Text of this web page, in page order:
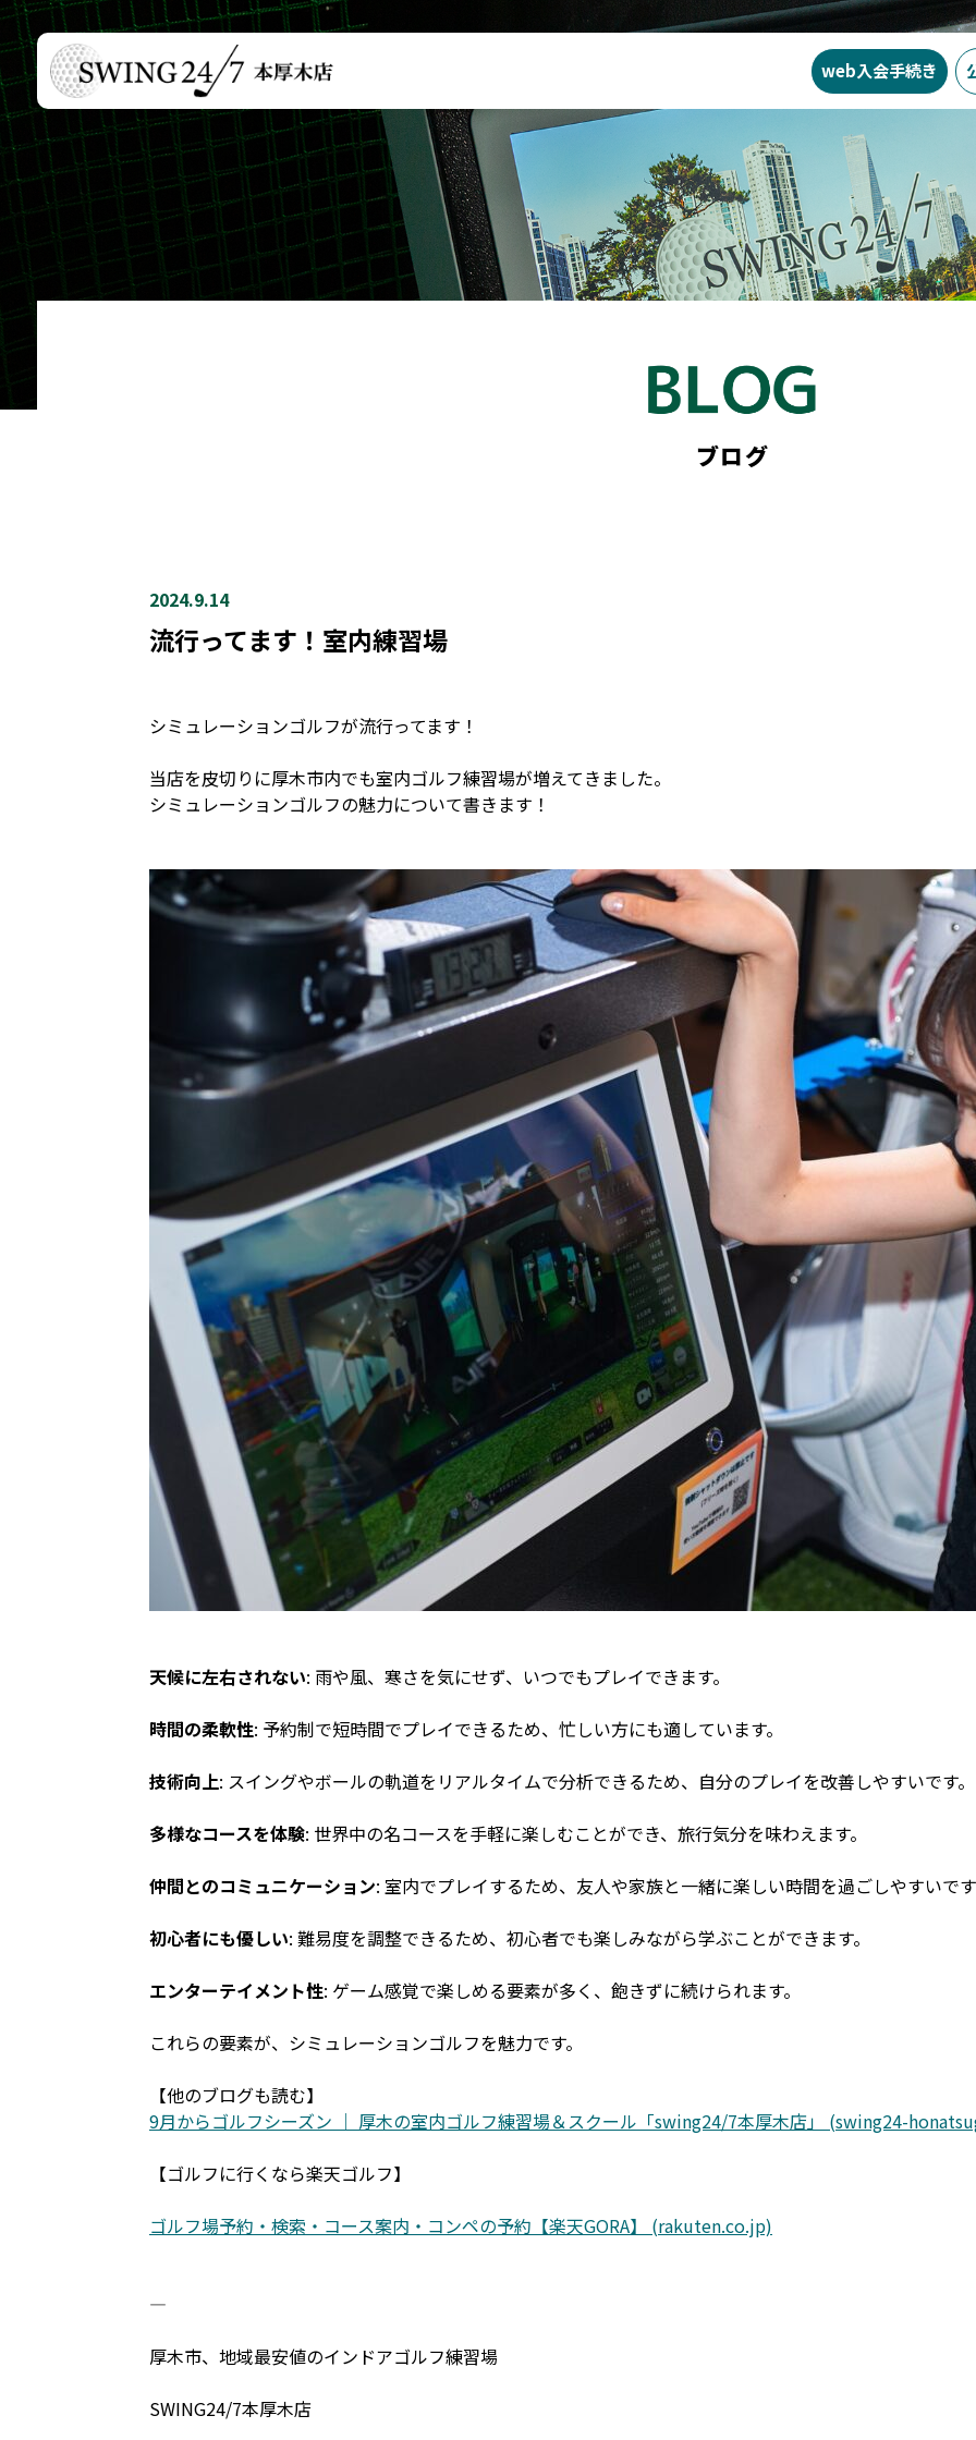
SWING24/7の特徴 料金 入会
web入会手続き
ブログ
2024.9.14
流行ってます！室内練習場
シミュレーションゴルフが流行ってます！
当店を皮切りに厚木市内でも室内ゴルフ練習場が増えてきました。
シミュレーションゴルフの魅力について書きます！
天候に左右されない: 雨や風、寒さを気にせず、いつでもプレイできます。
時間の柔軟性: 予約制で短時間でプレイできるため、忙しい方にも適しています。
技術向上: スイングやボールの軌道をリアルタイムで分析できるため、自分のプレイを改善しやすいです。
多様なコースを体験: 世界中の名コースを手軽に楽しむことができ、旅行気分を味わえます。
仲間とのコミュニケーション: 室内でプレイするため、友人や家族と一緒に楽しい時間を過ごしやすいで
初心者にも優しい: 難易度を調整できるため、初心者でも楽しみながら学ぶことができます。
エンターテイメント性: ゲーム感覚で楽しめる要素が多く、飽きずに続けられます。
これらの要素が、シミュレーションゴルフを魅力です。
【他のブログも読む】
9月からゴルフシーズン ｜ 厚木の室内ゴルフ練習場＆スクール「swing24/7本厚木店」 (swing24-
【ゴルフに行くなら楽天ゴルフ】
ゴルフ場予約・検索・コース案内・コンペの予約【楽天GORA】 (rakuten.co.jp)
―――――――――――――――――――――――――
厚木市、地域最安値のインドアゴルフ練習場
SWING24/7本厚木店